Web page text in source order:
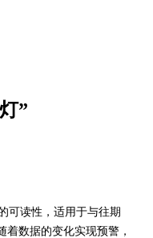
”
读性，适用于与往期
数据的变化实现预警，